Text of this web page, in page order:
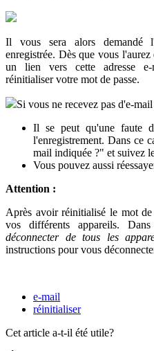
Il vous sera alors demandé
enregistrée. Dès que vous l'aurez
un lien vers cette adresse
réinitialiser votre mot de passe.
Si vous ne recevez pas d'e-mail
Il se peut qu'une faute
l'enregistrement. Dans ce
mail indiquée ?" et suivez
Vous pouvez aussi
Attention :
Après avoir réinitialisé le mot de
vos différents appareils.
déconnecter de tous les
instructions pour vous
e-mail
réinitialiser
Cet article a-t-il été utile?